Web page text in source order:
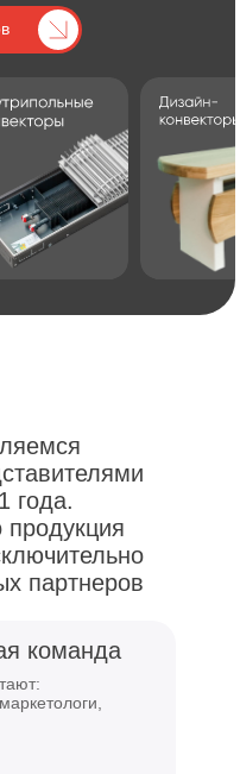
года.
партнеров
команда